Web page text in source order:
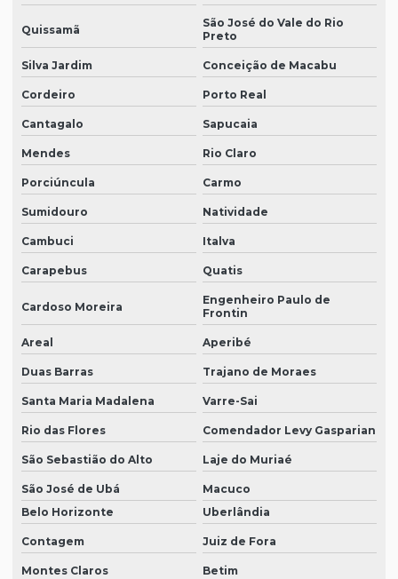
Quissamã
São José do Vale do Rio
Preto
Silva Jardim Conceição de Macabu
Cordeiro Porto Real
Cantagalo Sapucaia
Mendes Rio Claro
Porciúncula Carmo
Sumidouro Natividade
Cambuci Italva
Carapebus Quatis
Cardoso Moreira
Engenheiro Paulo de
Frontin
Areal Aperibé
Duas Barras Trajano de Moraes
Santa Maria Madalena Varre-Sai
Rio das Flores Comendador Levy Gasparian
São Sebastião do Alto Laje do Muriaé
São José de Ubá
Macuco
Belo Horizonte
Uberlândia
Contagem Juiz de Fora
Montes Claros Betim